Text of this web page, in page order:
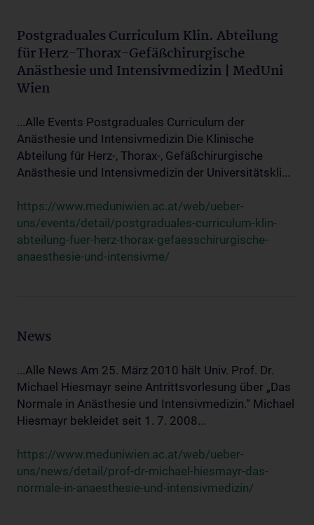
Postgraduales Curriculum Klin. Abteilung
für Herz-Thorax-Gefäßchirurgische
Anästhesie und Intensivmedizin | MedUni
Wien
...Alle Events Postgraduales Curriculum der
Anästhesie und Intensivmedizin Die Klinische
Abteilung für Herz-, Thorax-, Gefäßchirurgische
Anästhesie und Intensivmedizin der Universitätskli...
https://www.meduniwien.ac.at/web/ueber-
uns/events/detail/postgraduales-curriculum-klin-
abteilung-fuer-herz-thorax-gefaesschirurgische-
anaesthesie-und-intensivme/
News
...Alle News Am 25. März 2010 hält Univ. Prof. Dr.
Michael Hiesmayr seine Antrittsvorlesung über „Das
Normale in Anästhesie und Intensivmedizin.“ Michael
Hiesmayr bekleidet seit 1. 7. 2008...
https://www.meduniwien.ac.at/web/ueber-
uns/news/detail/prof-dr-michael-hiesmayr-das-
normale-in-anaesthesie-und-intensivmedizin/